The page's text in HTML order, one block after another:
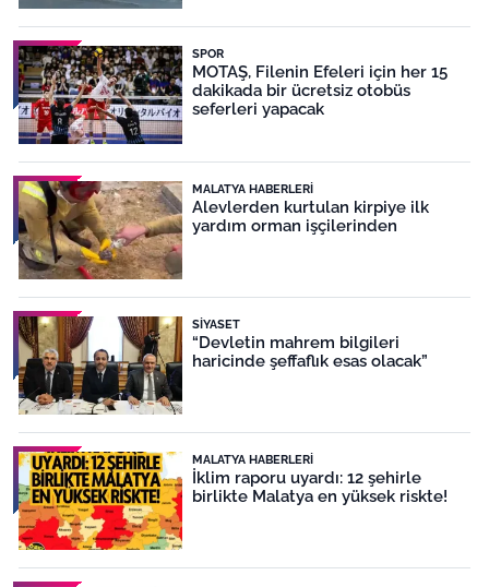
SPOR
MOTAŞ, Filenin Efeleri için her 15
dakikada bir ücretsiz otobüs
seferleri yapacak
MALATYA HABERLERI
Alevlerden kurtulan kirpiye ilk
yardım orman işçilerinden
SIYASET
“Devletin mahrem bilgileri
haricinde şeffaflık esas olacak”
MALATYA HABERLERI
İklim raporu uyardı: 12 şehirle
birlikte Malatya en yüksek riskte!